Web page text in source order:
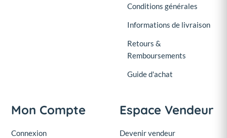
Conditions générales
Informations de livraison
Retours &
Remboursements
Guide d'achat
Mon Compte
Connexion
Espace Vendeur
Devenir vendeur